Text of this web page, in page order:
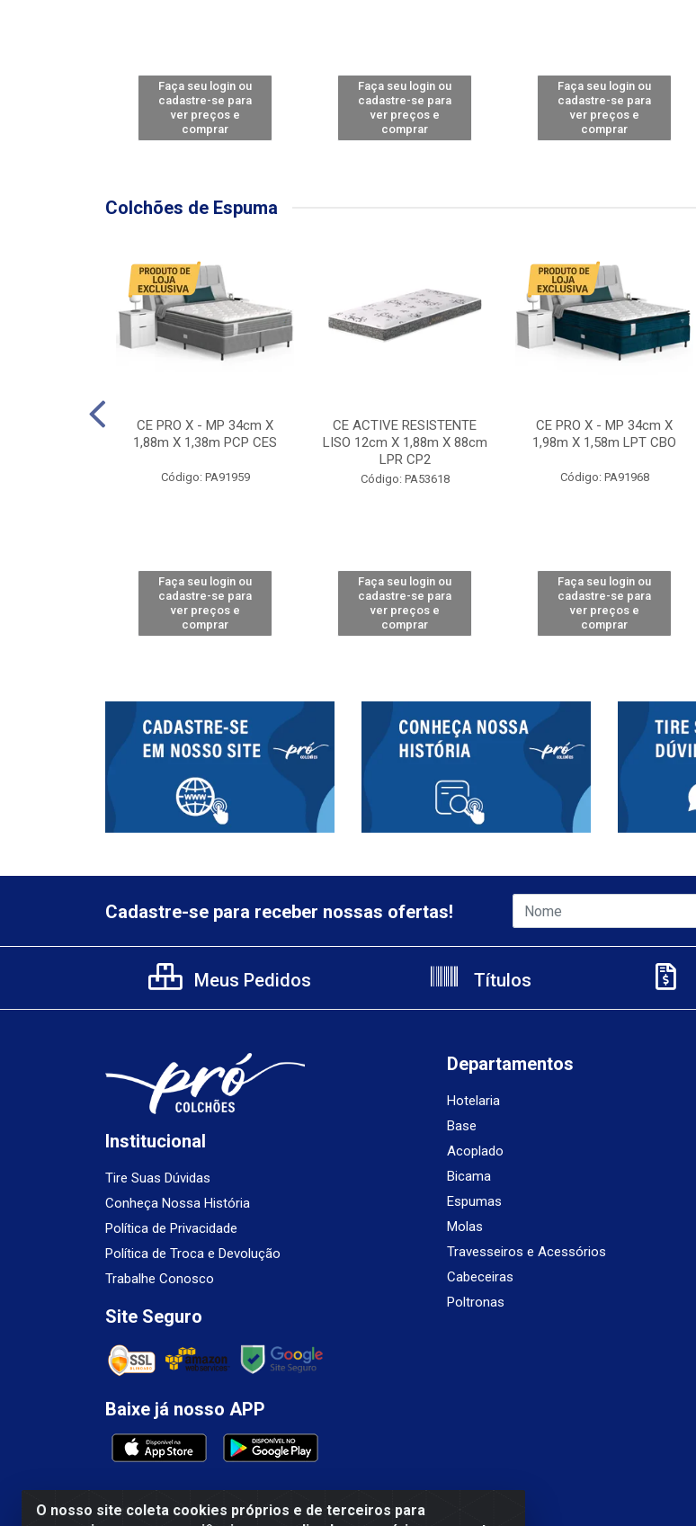
Faça seu login ou
cadastre-se para
ver preços e
comprar
Faça seu login ou
cadastre-se para
ver preços e
comprar
Faça seu login ou
cadastre-se para
ver preços e
comprar
Colchões de Espuma
CE PRO X - MP 34cm X
1,88m X 1,38m PCP CES
Código: PA91959
Faça seu login ou
cadastre-se para
ver preços e
comprar
CE ACTIVE RESISTENTE
LISO 12cm X 1,88m X 88cm
LPR CP2
Código: PA53618
Faça seu login ou
cadastre-se para
ver preços e
comprar
CE PRO X - MP 34cm X
1,98m X 1,58m LPT CBO
Código: PA91968
Faça seu login ou
cadastre-se para
ver preços e
comprar
O nosso site coleta cookies próprios e de terceiros para
Cadastre-se para receber nossas ofertas!
Meus Pedidos Títulos
Institucional
Tire Suas Dúvidas
Conheça Nossa História
Política de Privacidade
Política de Troca e Devolução
Trabalhe Conosco
Site Seguro
Baixe já nosso APP
Departamentos
Hotelaria
Base
Acoplado
Bicama
Espumas
Molas
Travesseiros e Acessórios
Cabeceiras
Poltronas